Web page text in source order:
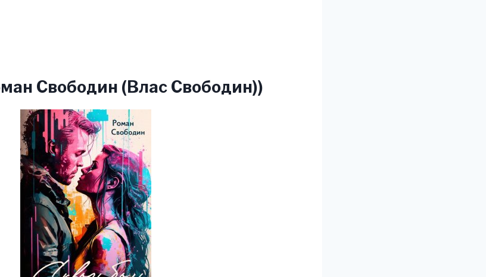
Свободин (Влас Свободин))